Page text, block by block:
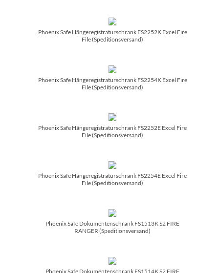
Phoenix Safe Hängeregistraturschrank FS2252K Excel Fire
File (Speditionsversand)
Phoenix Safe Hängeregistraturschrank FS2254K Excel Fire
File (Speditionsversand)
Phoenix Safe Hängeregistraturschrank FS2252E Excel Fire
File (Speditionsversand)
Phoenix Safe Hängeregistraturschrank FS2254E Excel Fire
File (Speditionsversand)
Phoenix Safe Dokumentenschrank FS1513K S2 FIRE
RANGER (Speditionsversand)
Phoenix Safe Dokumentenschrank FS1514K S2 FIRE